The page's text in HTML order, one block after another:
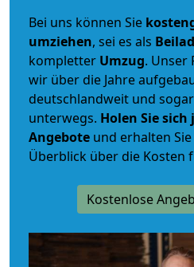
Bei uns können Sie
umziehen, sei es als
kompletter Umzug. Unser
wir über die Jahre
deutschlandweit und
unterwegs. Holen Sie
Angebote und erhalten
Überblick über die Kosten
Kostenlose